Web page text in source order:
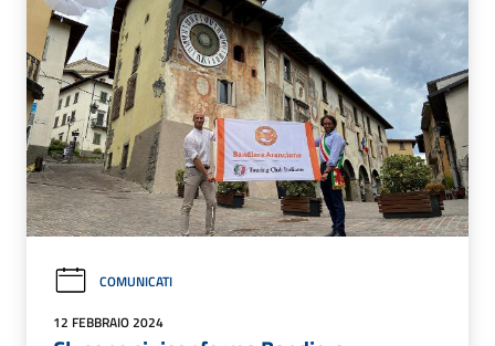
COMUNICATI
12 FEBBRAIO 2024